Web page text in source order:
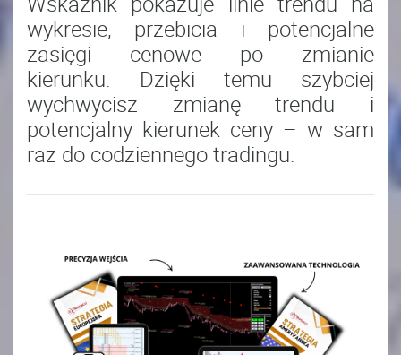
wykresie, przebicia i potencjalne
zasięgi cenowe po zmianie
kierunku. Dzięki temu szybciej
wychwycisz zmianę trendu i
potencjalny kierunek ceny – w sam
raz do codziennego tradingu.